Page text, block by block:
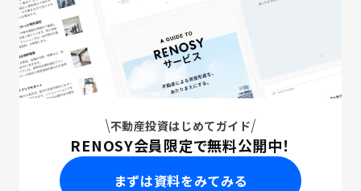
不動産投資はじめてガイド
RENOSY会員限定で無料公開中！
まずは資料をみてみる